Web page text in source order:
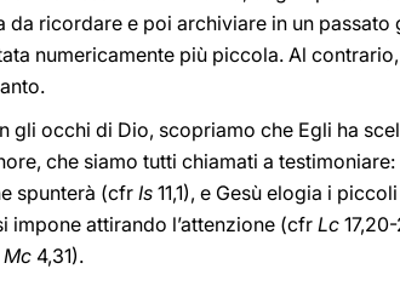
da ricordare e poi archiviare in un
numericamente più piccola. Al
gli occhi di Dio, scopriamo che Egli ha
che siamo tutti chiamati a
spunterà (cfr Is 11,1), e Gesù elogia i
impone attirando l’attenzione (cfrLc
Mc 4,31).